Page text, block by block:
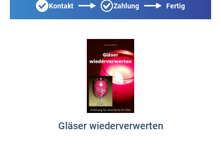
Kontakt Zahlung Fertig
Gläser wiederverwerten